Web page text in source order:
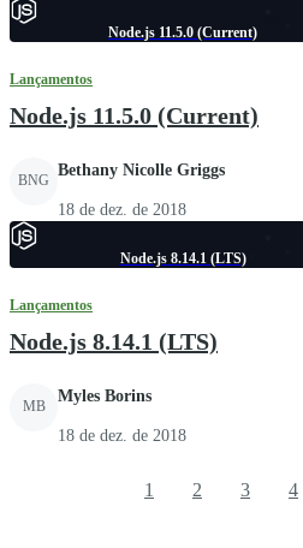
Node.js 11.5.0 (Current)
Lançamentos
Node.js 11.5.0 (Current)
BNG
Bethany Nicolle Griggs
18 de dez. de 2018
Node.js 8.14.1 (LTS)
Lançamentos
Node.js 8.14.1 (LTS)
MB
Myles Borins
18 de dez. de 2018
1 2 3 4